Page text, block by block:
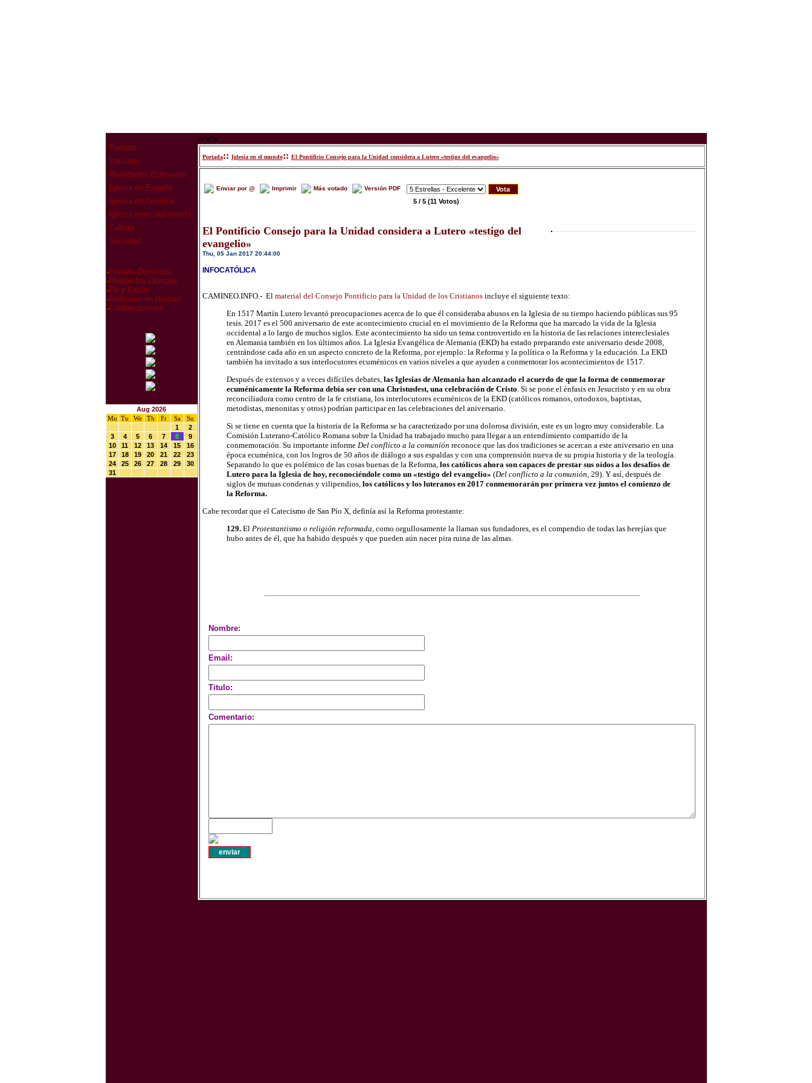
Portada
Vaticano
Realidades Eclesiales
Iglesia en España
Iglesia en América
Iglesia resto del mundo
Cultura
Sociedad
· Homilia Dominical
· Hablan los Obispos
· Fe y Razón
· Reflexion en libertad
·Colaboraciones
Aug 2026
Mo Tu We Th Fr Sa
Su
1
2
3
4 5 6 7 8
9
10
11 12 13 14 15
16
17
18 19 20 21 22
23
24
25 26 27 28 29
30
31
www
Portada:: Iglesia en el mundo:: El Pontificio Consejo para la Unidad considera a Lutero «testigo del evangelio»
Enviar por @ Imprimir Más votado Versión PDF
5 / 5 (11 Votos)
El Pontificio Consejo para la Unidad considera a Lutero «testigo del
evangelio»
Thu, 05 Jan 2017 20:44:00
INFOCATÓLICA
CAMINEO.INFO.- El material del Consejo Pontificio para la Unidad de los Cristianosincluye el siguiente texto:
En 1517 Martín Lutero levantó preocupaciones acerca de lo que él consideraba abusos en la Iglesia de su tiempo haciendo públicas sus 95
tesis. 2017 es el 500 aniversario de este acontecimiento crucial en el movimiento de la Reforma que ha marcado la vida de la Iglesia
occidental a lo largo de muchos siglos. Este acontecimiento ha sido un tema controvertido en la historia de las relaciones intereclesiales
en Alemania también en los últimos años. La Iglesia Evangélica de Alemania (EKD) ha estado preparando este aniversario desde 2008,
centrándose cada año en un aspecto concreto de la Reforma, por ejemplo: la Reforma y la política o la Reforma y la educación. La EKD
también ha invitado a sus interlocutores ecuménicos en varios niveles a que ayuden a conmemorar los acontecimientos de 1517.
Después de extensos y a veces difíciles debates, las Iglesias de Alemania han alcanzado el acuerdo de que la forma de conmemorar
ecuménicamente la Reforma debía ser con una Christusfest, una celebración de Cristo. Si se pone el énfasis en Jesucristo y en su obra
reconciliadora como centro de la fe cristiana, los interlocutores ecuménicos de la EKD (católicos romanos, ortodoxos, baptistas,
metodistas, menonitas y otros) podrían participar en las celebraciones del aniversario.
Si se tiene en cuenta que la historia de la Reforma se ha caracterizado por una dolorosa división, este es un logro muy considerable. La
Comisión Luterano-Católico Romana sobre la Unidad ha trabajado mucho para llegar a un entendimiento compartido de la
conmemoración. Su importante informe Del conflicto a la comunión reconoce que las dos tradiciones se acercan a este aniversario en una
época ecuménica, con los logros de 50 años de diálogo a sus espaldas y con una comprensión nueva de su propia historia y de la teología.
Separando lo que es polémico de las cosas buenas de la Reforma, los católicos ahora son capaces de prestar sus oídos a los desafíos de
Lutero para la Iglesia de hoy, reconociéndole como un «testigo del evangelio» (Del conflicto a la comunión, 29). Y así, después de
siglos de mutuas condenas y vilipendios, los católicos y los luteranos en 2017 conmemorarán por primera vez juntos el comienzo de
la Reforma.
Cabe recordar que el Catecismo de San Pío X, definía así la Reforma protestante:
129.El Protestantismo o religión reformada, como orgullosamente la llaman sus fundadores, es el compendio de todas las herejías que
hubo antes de él, que ha habido después y que pueden aún nacer pira ruina de las almas.
Nombre:
Email:
Titulo:
Comentario: